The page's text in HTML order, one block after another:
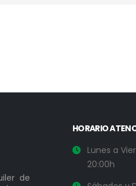
de
HORARIO
Lunes a
20:00h